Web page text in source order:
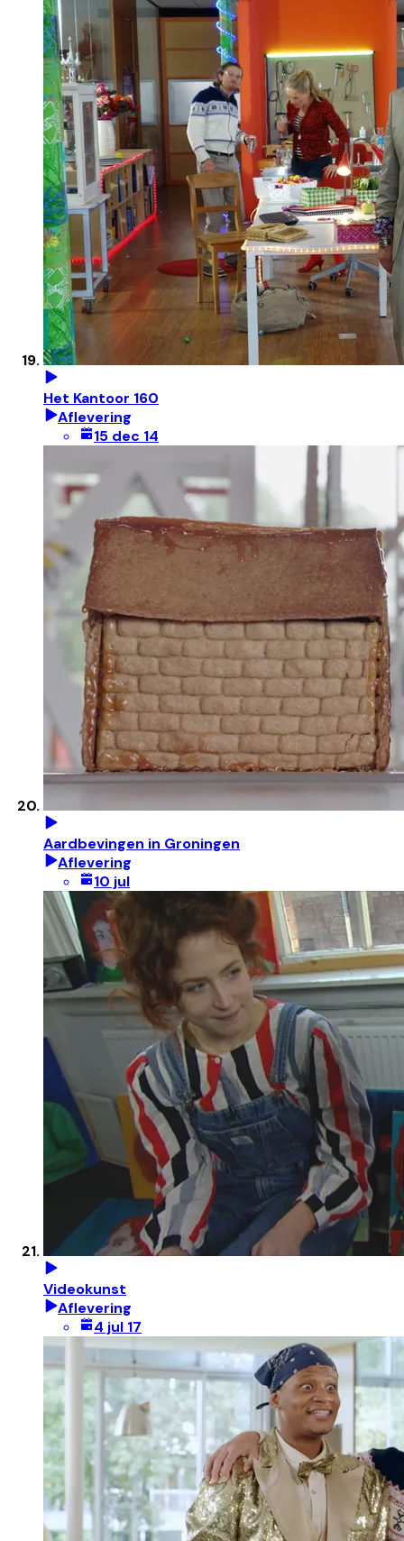
Het Kantoor 160
Aflevering
15 dec 14
Aardbevingen in Groningen
Aflevering
10 jul
Videokunst
Aflevering
4 jul 17